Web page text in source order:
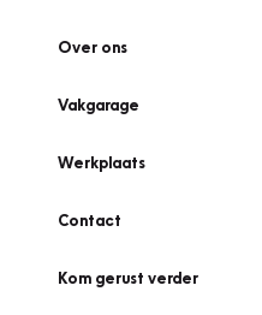
Over ons
Vakgarage
Werkplaats
Contact
Kom gerust verder